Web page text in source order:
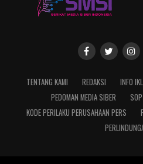
TENTANG KAMI REDAKSI INFO
PEDOMAN MEDIA SIBER
KODE PERILAKU PERUSAHAAN PERS